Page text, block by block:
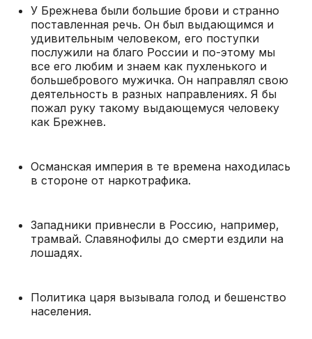
У Брежнева были большие брови и странно
поставленная речь. Он был выдающимся и
удивительным человеком, его поступки
послужили на благо России и по-этому мы
все его любим и знаем как пухленького и
большебрового мужичка. Он направлял свою
деятельность в разных направлениях. Я бы
пожал руку такому выдающемуся человеку
как Брежнев.
Османская империя в те времена находилась
в стороне от наркотрафика.
Западники привнесли в Россию, например,
трамвай. Славянофилы до смерти ездили на
лошадях.
Политика царя вызывала голод и бешенство
населения.